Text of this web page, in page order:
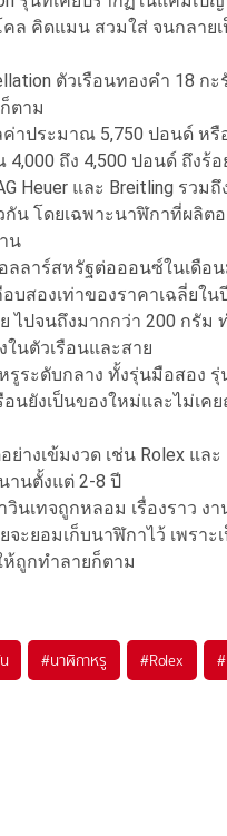
คล คิดแมน สวมใส่ จนกลา
ตัวเรือนทองคำ 18 ก
ตาม
าประมาณ 5,750 ปอนด์ หรื
ถึง 4,500 ปอนด์ ถึงร้อ
Heuer และ Breitling รวม
กัน โดยเฉพาะนาฬิกาที่ผลิ
น
ลาร์สหรัฐต่อออนซ์ในเดือ
บสองเท่าของราคาเฉลี่ยใน
ปจนถึงมากกว่า 200 กรัม
นตัวเรือนและสาย
ระดับกลาง ทั้งรุ่นมือสอง รุ่
นยังเป็นของใหม่และไม่เค
งเข้มงวด เช่น Rolex และ
านตั้งแต่ 2-8 ปี
นเทจถูกหลอม เรื่องราว
ะยอมเก็บนาฬิกาไว้ เพราะ
ห้ถูกทำลายก็ตาม
#นาฬิกาหรู #Rolex #